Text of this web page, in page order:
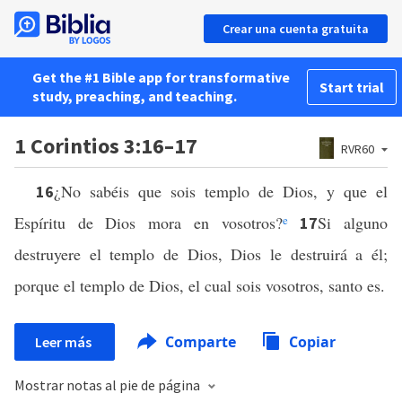
Crear una cuenta gratuita
Get the #1 Bible app for transformative
study, preaching, and teaching.
Start trial
1 Corintios 3:16–17 RVR60
16¿No sabéis que sois templo de Dios, y que el
Espíritu de Dios mora en vosotros?e 17Si alguno
destruyere el templo de Dios, Dios le destruirá a él;
porque el templo de Dios, el cual sois vosotros, santo es.
Leer más Comparte Copiar
Mostrar notas al pie de página